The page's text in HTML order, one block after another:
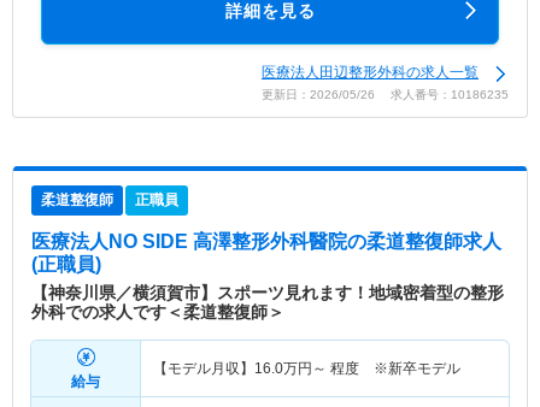
詳細を見る
医療法人田辺整形外科の求人一覧
更新日：2026/05/26 求人番号：10186235
柔道整復師 正職員
医療法人NO SIDE 高澤整形外科醫院の柔道整復師求人
(正職員)
【神奈川県／横須賀市】スポーツ見れます！地域密着型の整形
外科での求人です＜柔道整復師＞
給与
【モデル月収】 16.0万円～ 程度 ※新卒モデル